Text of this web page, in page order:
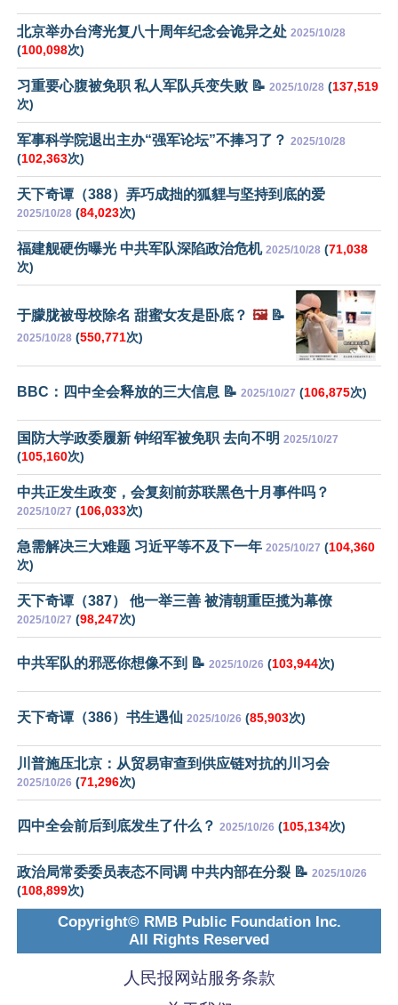
北京举办台湾光复八十周年纪念会诡异之处 2025/10/28
(100,098次)
习重要心腹被免职 私人军队兵变失败 📝 2025/10/28 (137,519
次)
军事科学院退出主办“强军论坛”不捧习了？ 2025/10/28
(102,363次)
天下奇谭（388）弄巧成拙的狐貍与坚持到底的爱
2025/10/28 (84,023次)
福建舰硬伤曝光 中共军队深陷政治危机 2025/10/28 (71,038
次)
于朦胧被母校除名 甜蜜女友是卧底？ 🖼️📝
2025/10/28 (550,771次)
BBC：四中全会释放的三大信息 📝 2025/10/27 (106,875次)
国防大学政委履新 钟绍军被免职 去向不明 2025/10/27
(105,160次)
中共正发生政变，会复刻前苏联黑色十月事件吗？
2025/10/27 (106,033次)
急需解决三大难题 习近平等不及下一年 2025/10/27 (104,360
次)
天下奇谭（387） 他一举三善 被清朝重臣揽为幕僚
2025/10/27 (98,247次)
中共军队的邪恶你想像不到 📝 2025/10/26 (103,944次)
天下奇谭（386）书生遇仙 2025/10/26 (85,903次)
川普施压北京：从贸易审查到供应链对抗的川习会
2025/10/26 (71,296次)
四中全会前后到底发生了什么？ 2025/10/26 (105,134次)
政治局常委委员表态不同调 中共内部在分裂 📝 2025/10/26
(108,899次)
Copyright© RMB Public Foundation Inc.
All Rights Reserved
人民报网站服务条款